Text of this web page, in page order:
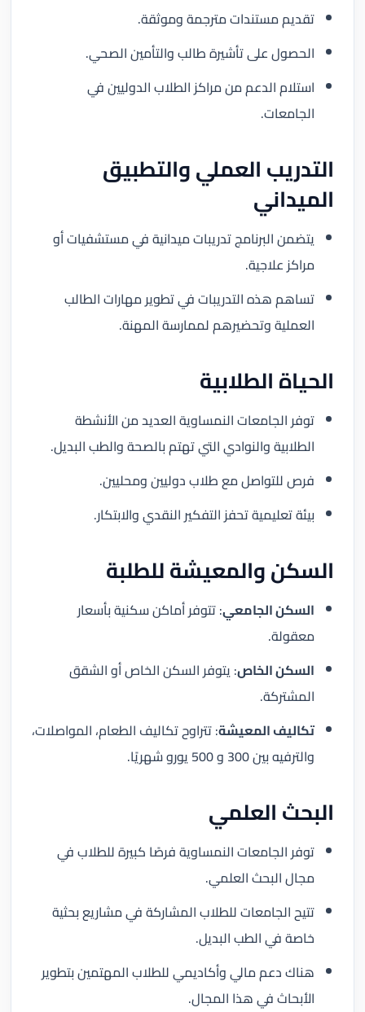
تقديم مستندات مترجمة وموثقة.
الحصول على تأشيرة طالب والتأمين الصحي.
استلام الدعم من مراكز الطلاب الدوليين في
الجامعات.
التدريب العملي والتطبيق
الميداني
يتضمن البرنامج تدريبات ميدانية في مستشفيات أو
مراكز علاجية.
تساهم هذه التدريبات في تطوير مهارات الطالب
العملية وتحضيرهم لممارسة المهنة.
الحياة الطلابية
توفر الجامعات النمساوية العديد من الأنشطة
الطلابية والنوادي التي تهتم بالصحة والطب البديل.
فرص للتواصل مع طلاب دوليين ومحليين.
بيئة تعليمية تحفز التفكير النقدي والابتكار.
السكن والمعيشة للطلبة
السكن الجامعي: تتوفر أماكن سكنية بأسعار
معقولة.
السكن الخاص: يتوفر السكن الخاص أو الشقق
المشتركة.
تكاليف المعيشة: تتراوح تكاليف الطعام، المواصلات،
والترفيه بين 300 و 500 يورو شهريًا.
البحث العلمي
توفر الجامعات النمساوية فرصًا كبيرة للطلاب في
مجال البحث العلمي.
تتيح الجامعات للطلاب المشاركة في مشاريع بحثية
خاصة في الطب البديل.
هناك دعم مالي وأكاديمي للطلاب المهتمين بتطوير
الأبحاث في هذا المجال.